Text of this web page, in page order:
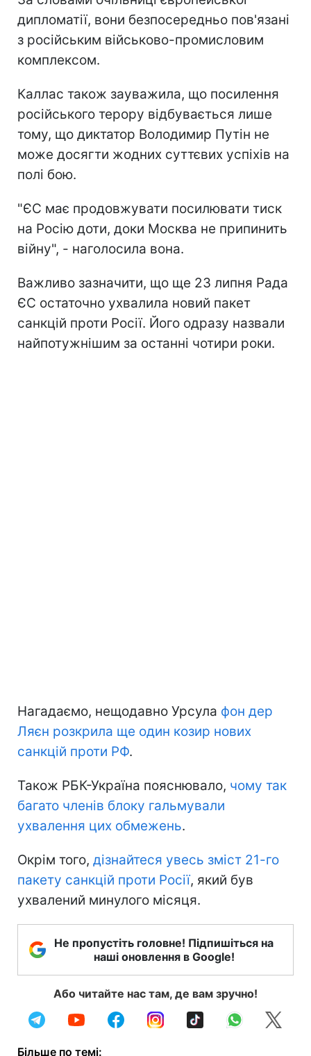
дипломатії, вони безпосередньо пов'язані
з російським військово-промисловим
комплексом.
Каллас також зауважила, що посилення
російського терору відбувається лише
тому, що диктатор Володимир Путін не
може досягти жодних суттєвих успіхів на
полі бою.
"ЄС має продовжувати посилювати тиск
на Росію доти, доки Москва не припинить
війну", - наголосила вона.
Важливо зазначити, що ще 23 липня Рада
ЄС остаточно ухвалила новий пакет
санкцій проти Росії. Його одразу назвали
найпотужнішим за останні чотири роки.
Нагадаємо, нещодавно Урсула фон дер
Ляєн розкрила ще один козир нових
санкцій проти РФ.
Також РБК-Україна пояснювало, чому так
багато членів блоку гальмували
ухвалення цих обмежень.
Окрім того, дізнайтеся увесь зміст 21-го
пакету санкцій проти Росії, який був
ухвалений минулого місяця.
Не пропустіть головне! Підпишіться на
наші оновлення в Google!
Або читайте нас там, де вам зручно!
Більше по темі: